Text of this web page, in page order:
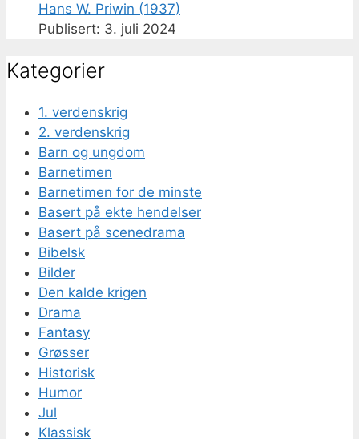
Hans W. Priwin (1937)
3. juli 2024
Kategorier
1. verdenskrig
2. verdenskrig
Barn og ungdom
Barnetimen
Barnetimen for de minste
Basert på ekte hendelser
Basert på scenedrama
Bibelsk
Bilder
Den kalde krigen
Drama
Fantasy
Grøsser
Historisk
Humor
Jul
Klassisk